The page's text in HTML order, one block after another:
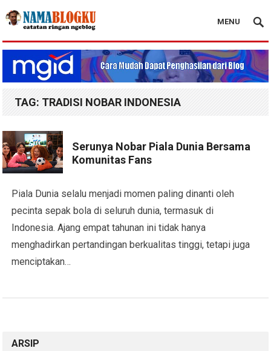
Nama Blogku
MENU
TAG: TRADISI NOBAR INDONESIA
Serunya Nobar Piala Dunia Bersama
Komunitas Fans
Piala Dunia selalu menjadi momen paling dinanti oleh
pecinta sepak bola di seluruh dunia, termasuk di
Indonesia. Ajang empat tahunan ini tidak hanya
menghadirkan pertandingan berkualitas tinggi, tetapi juga
menciptakan…
ARSIP